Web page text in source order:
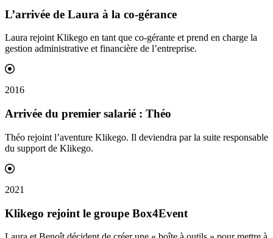
L’arrivée de Laura à la co-gérance
Laura rejoint Klikego en tant que co-gérante et prend en charge la
gestion administrative et financière de l’entreprise.
2016
Arrivée du premier salarié : Théo
Théo rejoint l’aventure Klikego. Il deviendra par la suite responsable
du support de Klikego.
2021
Klikego rejoint le groupe Box4Event